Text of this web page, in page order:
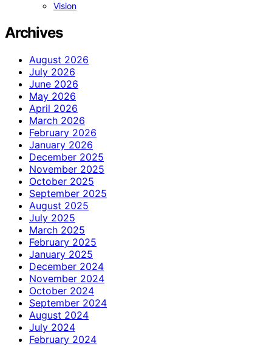
Vision
Archives
August 2026
July 2026
June 2026
May 2026
April 2026
March 2026
February 2026
January 2026
December 2025
November 2025
October 2025
September 2025
August 2025
July 2025
March 2025
February 2025
January 2025
December 2024
November 2024
October 2024
September 2024
August 2024
July 2024
February 2024